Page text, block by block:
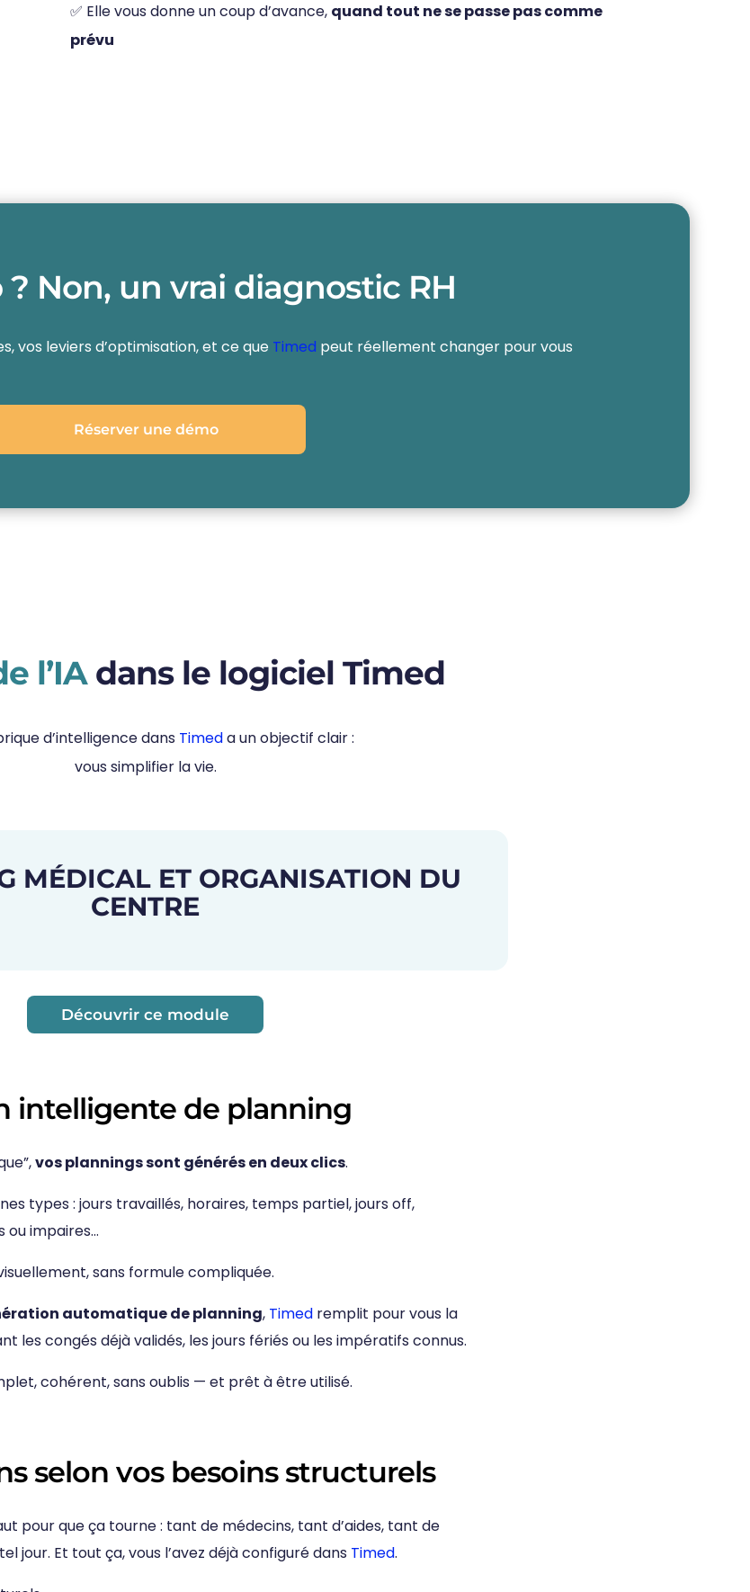
✅ Elle vous donne un coup d’avance, quand tout ne se passe pas comme
prévu
Non, un vrai diagnostic RH
vos leviers d’optimisation, et ce que Timed peut réellement changer pour vous
Réserver une démo
l’IAdans le logiciel Timed
d’intelligence dans Timedaun objectif clair:
vous simplifier la vie.
MÉDICAL ET ORGANISATION DU
CENTRE
Découvrir ce module
intelligente de planning
vos plannings sont générés en deux clics.
types : jours travaillés, horaires, temps partiel, jours off,
ou impaires…
sans formule compliquée.
automatique de planning, Timedremplit pour vous la
les congés déjà validés, les jours fériés ou les impératifs connus.
cohérent, sans oublis — et prêt à être utilisé.
selon vos besoins structurels
pour que ça tourne : tant de médecins, tant d’aides, tant de
jour. Et tout ça, vous l’avez déjà configuré dans Timed.